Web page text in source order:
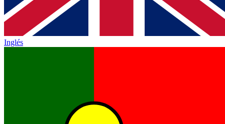
Inglés